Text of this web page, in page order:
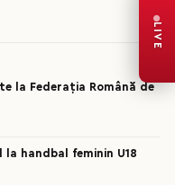
la Federația Română de
handbal feminin U18
LIVE